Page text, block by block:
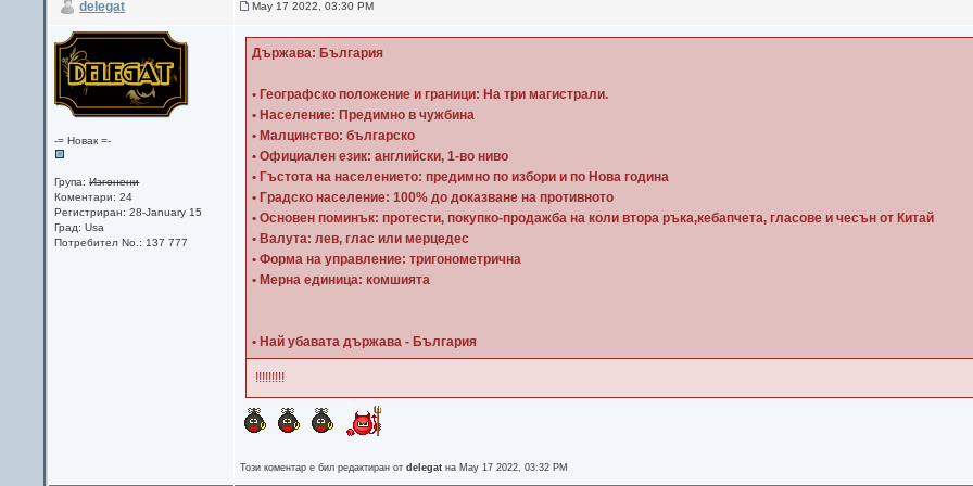
delegat May 17 2022, 03:30 PM
-= Новак =-
Група:Изгонени
Коментари: 24
Регистриран: 28-January 15
Град: Usa
Потребител No.: 137 777
Държава: България
• Географско положение и граници: На три магистрали.
• Население: Предимно в чужбина
• Малцинство: българско
• Официален език: английски, 1-во ниво
• Гъстота на населението: предимно по избори и по Нова година
• Градско население: 100% до доказване на противното
• Основен поминък: протести, покупко-продажба на коли втора ръка,кебапчета, гласове и чесън от Китай
• Валута: лев, глас или мерцедес
• Форма на управление: тригонометрична
• Мерна единица: комшията
• Най убавата държава - България
!!!!!!!!!
Този коментар е бил редактиран отdelegat на May 17 2022, 03:32 PM